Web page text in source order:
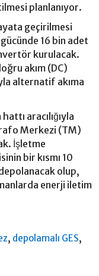
planlanıyor.
geçirilmesi
16 bin adet
kurulacak.
akım (DC)
alternatif akıma
aracılığıyla
Merkezi (TM)
İşletme
bir kısmı 10
olup,
enerji iletim
, depolamalı GES,